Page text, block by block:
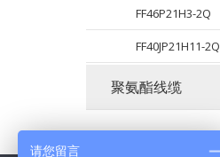
FF46P21H3-2Q
FF40JP21H11-2Q
聚氨酯线缆
请您留言